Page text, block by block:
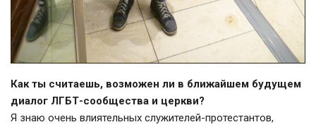
Как ты считаешь, возможен ли в ближайшем будущем
диалог ЛГБТ-сообщества и церкви?
Я знаю очень влиятельных служителей-протестантов,